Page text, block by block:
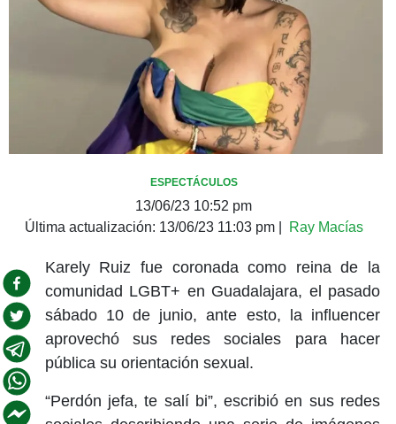
ESPECTÁCULOS
13/06/23 10:52 pm
Última actualización: 13/06/23 11:03 pm| Ray Macías
Karely Ruiz fue coronada como reina de la
comunidad LGBT+ en Guadalajara, el pasado
sábado 10 de junio, ante esto, la influencer
aprovechó sus redes sociales para hacer
pública su orientación sexual.
“Perdón jefa, te salí bi”, escribió en sus redes